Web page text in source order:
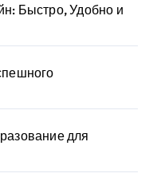
Быстро, Удобно и
для